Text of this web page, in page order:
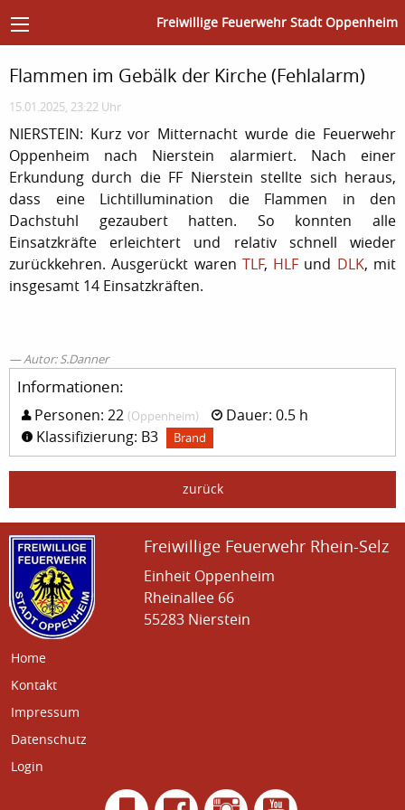
Freiwillige Feuerwehr Stadt Oppenheim
Flammen im Gebälk der Kirche (Fehlalarm)
15.01.2025, 23:22 Uhr
NIERSTEIN: Kurz vor Mitternacht wurde die Feuerwehr
Oppenheim nach Nierstein alarmiert. Nach einer
Erkundung durch die FF Nierstein stellte sich heraus,
dass eine Lichtillumination die Flammen in den
Dachstuhl gezaubert hatten. So konnten alle
Einsatzkräfte erleichtert und relativ schnell wieder
zurückkehren. Ausgerückt waren TLF, HLF und DLK, mit
insgesamt 14 Einsatzkräften.
Autor: S.Danner
Informationen:
Personen: 22 (Oppenheim)
Dauer: 0.5 h
Klassifizierung: B3
Brand
zurück
Freiwillige Feuerwehr Rhein-Selz
Einheit Oppenheim
Rheinallee 66
55283 Nierstein
Home
Kontakt
Impressum
Datenschutz
Login